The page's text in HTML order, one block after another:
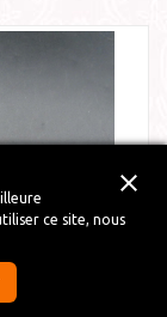
close
ce site, nous